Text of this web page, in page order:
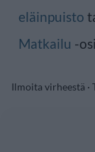
eläinpuisto
Matkailu -
Ilmoita virheestä ·